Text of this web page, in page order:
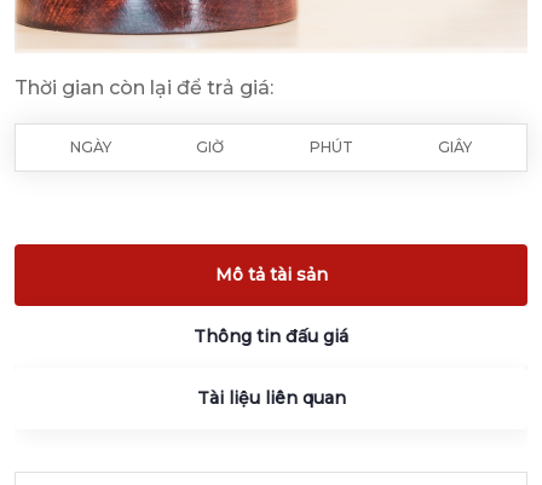
Thời gian còn lại để trả giá:
NGÀY GIỜ PHÚT GIÂY
Mô tả tài sản
Thông tin đấu giá
Tài liệu liên quan